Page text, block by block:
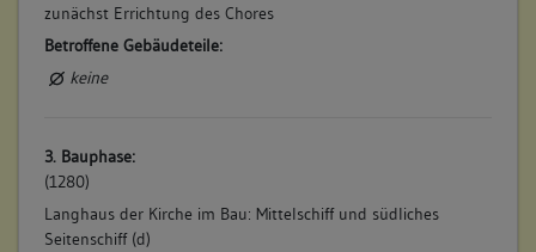
zunächst Errichtung des Chores
Betroffene Gebäudeteile:
keine
3. Bauphase:
(1280)
Langhaus der Kirche im Bau: Mittelschiff und südliches
Seitenschiff (d)